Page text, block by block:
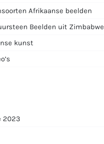
Afrikaanse beelden
Beelden uit Zimbabwe
kunst
2023